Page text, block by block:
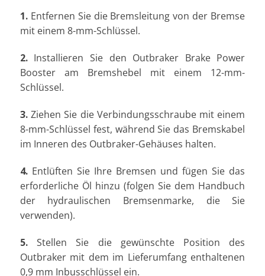
1. Entfernen Sie die Bremsleitung von der Bremse
mit einem 8-mm-Schlüssel.
2. Installieren Sie den Outbraker Brake Power
Booster am Bremshebel mit einem 12-mm-
Schlüssel.
3. Ziehen Sie die Verbindungsschraube mit einem
8-mm-Schlüssel fest, während Sie das Bremskabel
im Inneren des Outbraker-Gehäuses halten.
4. Entlüften Sie Ihre Bremsen und fügen Sie das
erforderliche Öl hinzu (folgen Sie dem Handbuch
der hydraulischen Bremsenmarke, die Sie
verwenden).
5. Stellen Sie die gewünschte Position des
Outbraker mit dem im Lieferumfang enthaltenen
0,9 mm Inbusschlüssel ein.